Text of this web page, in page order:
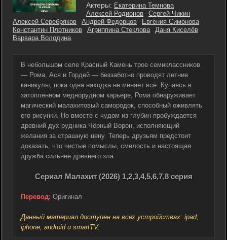
Актеры: Екатерина Темнова
Алексей Родионов
Сергей Чикин
Алексей Серебряков
Андрей Федорцов
Евгения Симонова
Константин Плотников
Агриппина Стеклова
Даня Киселёв
Варвара Володина
В небольшом селе Красный Камень трое семиклассников
— Рома, Ася и Гордей — беззаботно проводят летние
каникулы, пока одна находка не меняет всё. Купаясь в
затопленном меднорудном карьере, Рома обнаруживает
магический малахитовый самородок, способный оживлять
его рисунки. Но вместе с чудом из глубин пробуждается
древний дух рудника Чёрный Ворон, исполняющий
желания за страшную цену. Теперь друзьям предстоит
доказать, что чистые помыслы, смелость и настоящая
дружба сильнее древнего зла.
Сериал Малахит (2026) 1,2,3,4,5,6,7,8 серия
Перевод: Оригинал
Данный материал доступен на всех устройствах: ipad,
iphone, android и smartTV.